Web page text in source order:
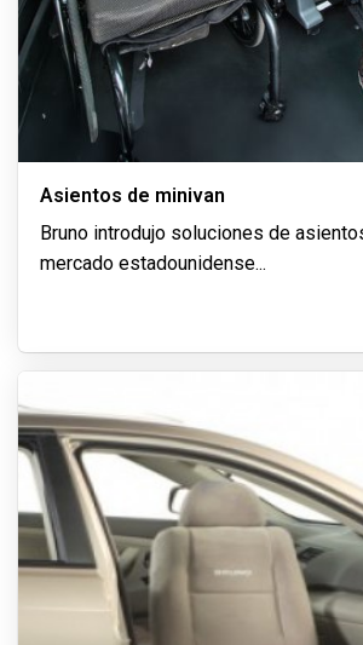
Asientos de minivan
Bruno introdujo soluciones de
mercado estadounidense...